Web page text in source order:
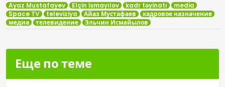
Ayaz Mustafayev
Elçin İsmayılov kadr təyinatı
media
Space TV
televiziya Айаз Мустафаев
кадровое назначение
медиа
телевидение Эльчин Исмайылов
Еще по теме